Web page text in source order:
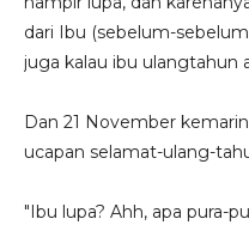
dari Ibu (sebelum-
juga kalau ibu ulangtahun
Dan 21 November
ucapan selamat-ulang-
"Ibu lupa? Ahh, apa pura-